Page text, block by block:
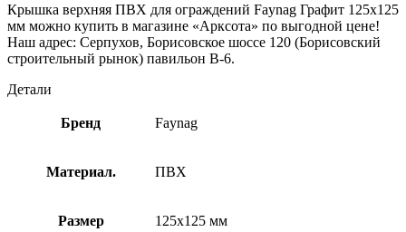
Крышка верхняя ПВХ для ограждений Faynag Графит 125х125
мм можно купить в магазине «Арксота» по выгодной цене!
Наш адрес: Серпухов, Борисовское шоссе 120 (Борисовский
строительный рынок) павильон В-6.
Детали
Бренд Faynag
Материал. ПВХ
Размер 125х125 мм